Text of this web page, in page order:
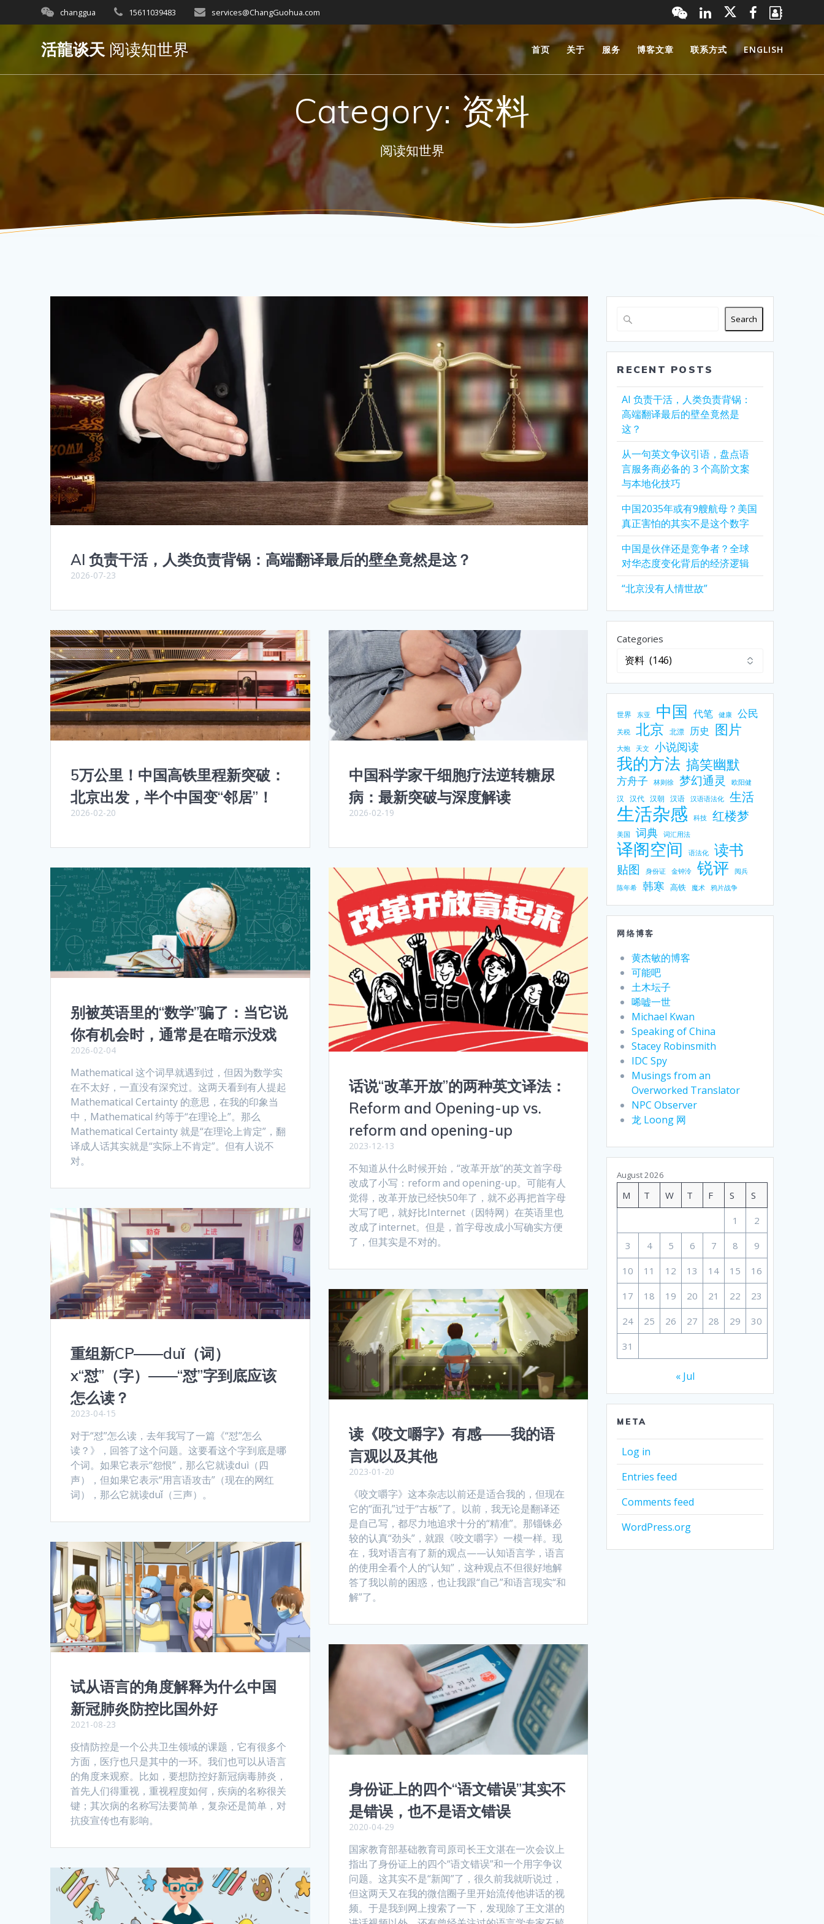
to
content
changgua 15611039483 services@ChangGuohua.com
活龍谈天阅读知世界 首页 关于 服务 博客文章 联系方式 ENGLISH
Category: 资料
阅读知世界
AI 负责干活，人类负责背锅：高端翻译最后的壁垒竟然是这？
2026-07-23
5万公里！中国高铁里程新突破：
北京出发，半个中国变“邻居”！
2026-02-20
中国科学家干细胞疗法逆转糖尿
病：最新突破与深度解读
2026-02-19
别被英语里的“数学”骗了：当它说
你有机会时，通常是在暗示没戏
2026-02-04
Mathematical 这个词早就遇到过，但因为数学实
在不太好，一直没有深究过。这两天看到有人提起
Mathematical Certainty 的意思，在我的印象当
中，Mathematical 约等于“在理论上”。那么
Mathematical Certainty 就是“在理论上肯定”，翻
译成人话其实就是“实际上不肯定”。但有人说不
对。
话说“改革开放”的两种英文译法：
Reform and Opening-up vs.
reform and opening-up
2023-12-13
不知道从什么时候开始，“改革开放”的英文首字母
改成了小写：reform and opening-up。可能有人
觉得，改革开放已经快50年了，就不必再把首字母
大写了吧，就好比Internet（因特网）在英语里也
改成了internet。但是，首字母改成小写确实方便
了，但其实是不对的。
重组新CP——duǐ（词）
x“怼”（字）——“怼”字到底应该
怎么读？
2023-04-15
对于“怼”怎么读，去年我写了一篇《“怼”怎么
读？》，回答了这个问题。这要看这个字到底是哪
个词。如果它表示“怨恨”，那么它就读duì（四
声），但如果它表示“用言语攻击”（现在的网红
词），那么它就读duǐ（三声）。
读《咬文嚼字》有感——我的语
言观以及其他
2023-01-20
《咬文嚼字》这本杂志以前还是适合我的，但现在
它的“面孔”过于“古板”了。以前，我无论是翻译还
是自己写，都尽力地追求十分的“精准”。那锱铢必
较的认真“劲头”，就跟《咬文嚼字》一模一样。现
在，我对语言有了新的观点——认知语言学，语言
的使用全看个人的“认知”，这种观点不但很好地解
答了我以前的困惑，也让我跟“自己”和语言现实“和
解”了。
试从语言的角度解释为什么中国
新冠肺炎防控比国外好
2021-08-23
疫情防控是一个公共卫生领域的课题，它有很多个
方面，医疗也只是其中的一环。我们也可以从语言
的角度来观察。比如，要想防控好新冠病毒肺炎，
首先人们得重视，重视程度如何，疾病的名称很关
键；其次病的名称写法要简单，复杂还是简单，对
抗疫宣传也有影响。
身份证上的四个“语文错误”其实不
是错误，也不是语文错误
2020-04-29
国家教育部基础教育司原司长王文湛在一次会议上
指出了身份证上的四个“语文错误”和一个用字争议
问题。这其实不是“新闻”了，很久前我就听说过，
但这两天又在我的微信圈子里开始流传他讲话的视
频。于是我到网上搜索了一下，发现除了王文湛的
Search
RECENT POSTS
AI 负责干活，人类负责背锅：
高端翻译最后的壁垒竟然是
这？
从一句英文争议引语，盘点语
言服务商必备的 3 个高阶文案
与本地化技巧
中国2035年或有9艘航母？美国
真正害怕的其实不是这个数字
中国是伙伴还是竞争者？全球
对华态度变化背后的经济逻辑
“北京没有人情世故”
Categories
世界 东亚 中国 代笔 健康 公民
关税 北京 北漂 历史 图片
大炮 天文 小说阅读
我的方法 搞笑幽默
方舟子 林则徐 梦幻通灵 欧阳健
汉 汉代 汉朝 汉语 汉语语法化 生活
生活杂感 科技 红楼梦
美国 词典 词汇用法
译阁空间 语法化 读书
贴图 身份证 金钟泠 锐评
阅兵
陈年希
韩寒 高铁 魔术 鸦片战争
网络博客
黄杰敏的博客
可能吧
土木坛子
唏嘘一世
Michael Kwan
Speaking of China
Stacey Robinsmith
IDC Spy
Musings from an
Overworked Translator
NPC Observer
龙 Loong 网
August 2026
M T W T F S S
1 2
3 4 5 6 7 8 9
10 11 12 13 14 15 16
17 18 19 20 21 22 23
24 25 26 27 28 29 30
31
« Jul
META
Log in
Entries feed
Comments feed
WordPress.org